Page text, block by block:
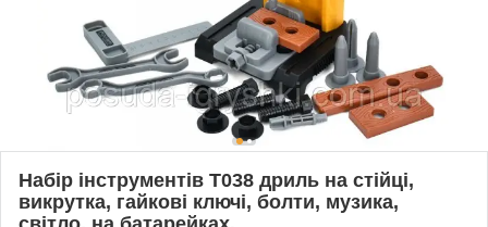
Набір інструментів T038 дриль на стійці,
викрутка, гайкові ключі, болти, музика,